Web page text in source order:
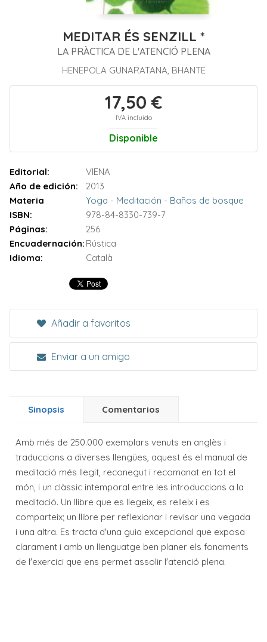
MEDITAR ÉS SENZILL *
LA PRÀCTICA DE L'ATENCIÓ PLENA
HENEPOLA GUNARATANA, BHANTE
17,50 €
IVA incluido
Disponible
Editorial:
VIENA
Año de edición:
2013
Materia
Yoga - Meditación - Baños de bosque
ISBN:
978-84-8330-739-7
Páginas:
256
Encuadernación: Rústica
Idioma:
Català
Añadir a favoritos
Enviar a un amigo
Sinopsis Comentarios
Amb més de 250.000 exemplars venuts en anglès i
traduccions a diverses llengües, aquest és el manual de
meditació més llegit, reconegut i recomanat en tot el
món, i un clàssic intemporal entre les introduccions a la
meditació. Un llibre que es llegeix, es relleix i es
comparteix; un llibre per reflexionar i revisar una vegada
i una altra. Es tracta d'una guia excepcional que exposa
clarament i amb un llenguatge ben planer els fonaments
de l'exercici que ens permet assolir l'atenció plena.